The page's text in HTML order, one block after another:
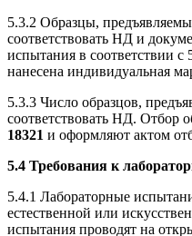
5.3.2 Образцы,
соответствовать НД и
испытания в соответствии
нанесена индивидуальная
5.3.3 Число образцов,
соответствовать НД. Отбор
18321 и оформляют актом
5.4 Требования к
5.4.1 Лабораторные
естественной или
испытания проводят на